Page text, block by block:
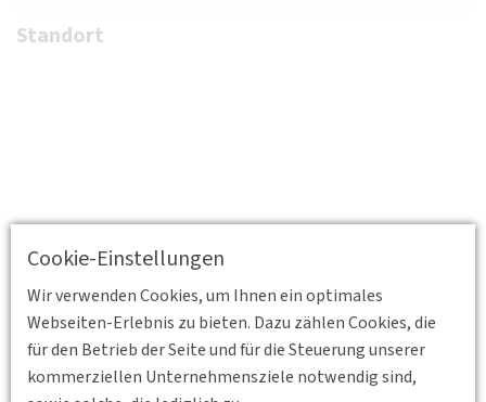
Cookie-Einstellungen
Wir verwenden Cookies, um Ihnen ein optimales
Webseiten-Erlebnis zu bieten. Dazu zählen Cookies, die
für den Betrieb der Seite und für die Steuerung unserer
kommerziellen Unternehmensziele notwendig sind,
Standort